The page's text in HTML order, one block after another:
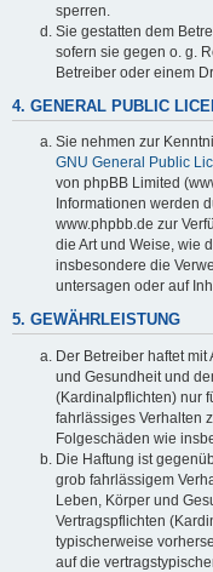
sperren.
Sie gestatten dem
sofern sie gegen o. g.
Betreiber oder einem
4. GENERAL PUBLIC
Sie nehmen zur
GNU General Public
von phpBB Limited
Informationen werden
www.phpbb.de zur
die Art und Weise, wie
insbesondere die
untersagen oder auf
5. GEWÄHRLEISTUNG
Der Betreiber haftet
und Gesundheit und
(Kardinalpflichten) nur
fahrlässiges Verhalten
Folgeschäden wie
Die Haftung ist
grob fahrlässigem
Leben, Körper und
Vertragspflichten
typischerweise
auf die